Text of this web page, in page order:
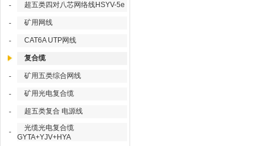
- 超五类四对八芯网络线HSYV-5e
- 矿用网线
- CAT6A UTP网线
复合缆
- 矿用五类综合网线
- 矿用光电复合缆
- 超五类复合 电源线
-
光缆光电复合缆
GYTA+YJV+HYA